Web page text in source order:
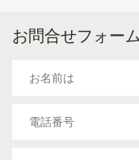
お問合せフォーム